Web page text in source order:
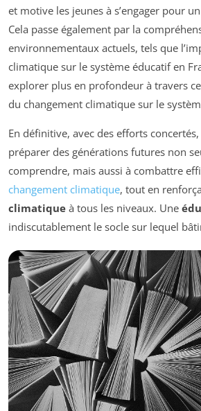
et motive les jeunes à s’engager pour un
Cela passe également par la
environnementaux actuels, tels que
climatique sur le système éducatif en
explorer plus en profondeur à travers
du changement climatique sur le
En définitive, avec des efforts
préparer des générations futures non
comprendre, mais aussi à combattre
changement climatique, tout en
climatique à tous les niveaux. Une
indiscutablement le socle sur lequel